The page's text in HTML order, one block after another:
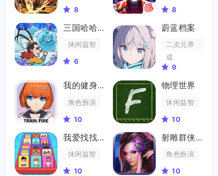
8 8
三国哈哈哈
休闲益智
6
蔚蓝档案
二次元养
成
9
我的健身教练2
角色扮演
10
物理世界
休闲益智
10
我爱找找茬
休闲益智
10
射雕群侠传
角色扮演
10